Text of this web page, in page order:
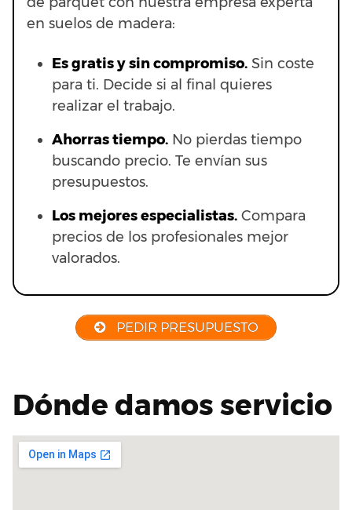
en suelos de madera:
Es gratis y sin compromiso. Sin coste
para ti. Decide si al final quieres
realizar el trabajo.
Ahorras tiempo. No pierdas tiempo
buscando precio. Te envían sus
presupuestos.
Los mejores especialistas. Compara
precios de los profesionales mejor
valorados.
PEDIR PRESUPUESTO
Dónde damos servicio